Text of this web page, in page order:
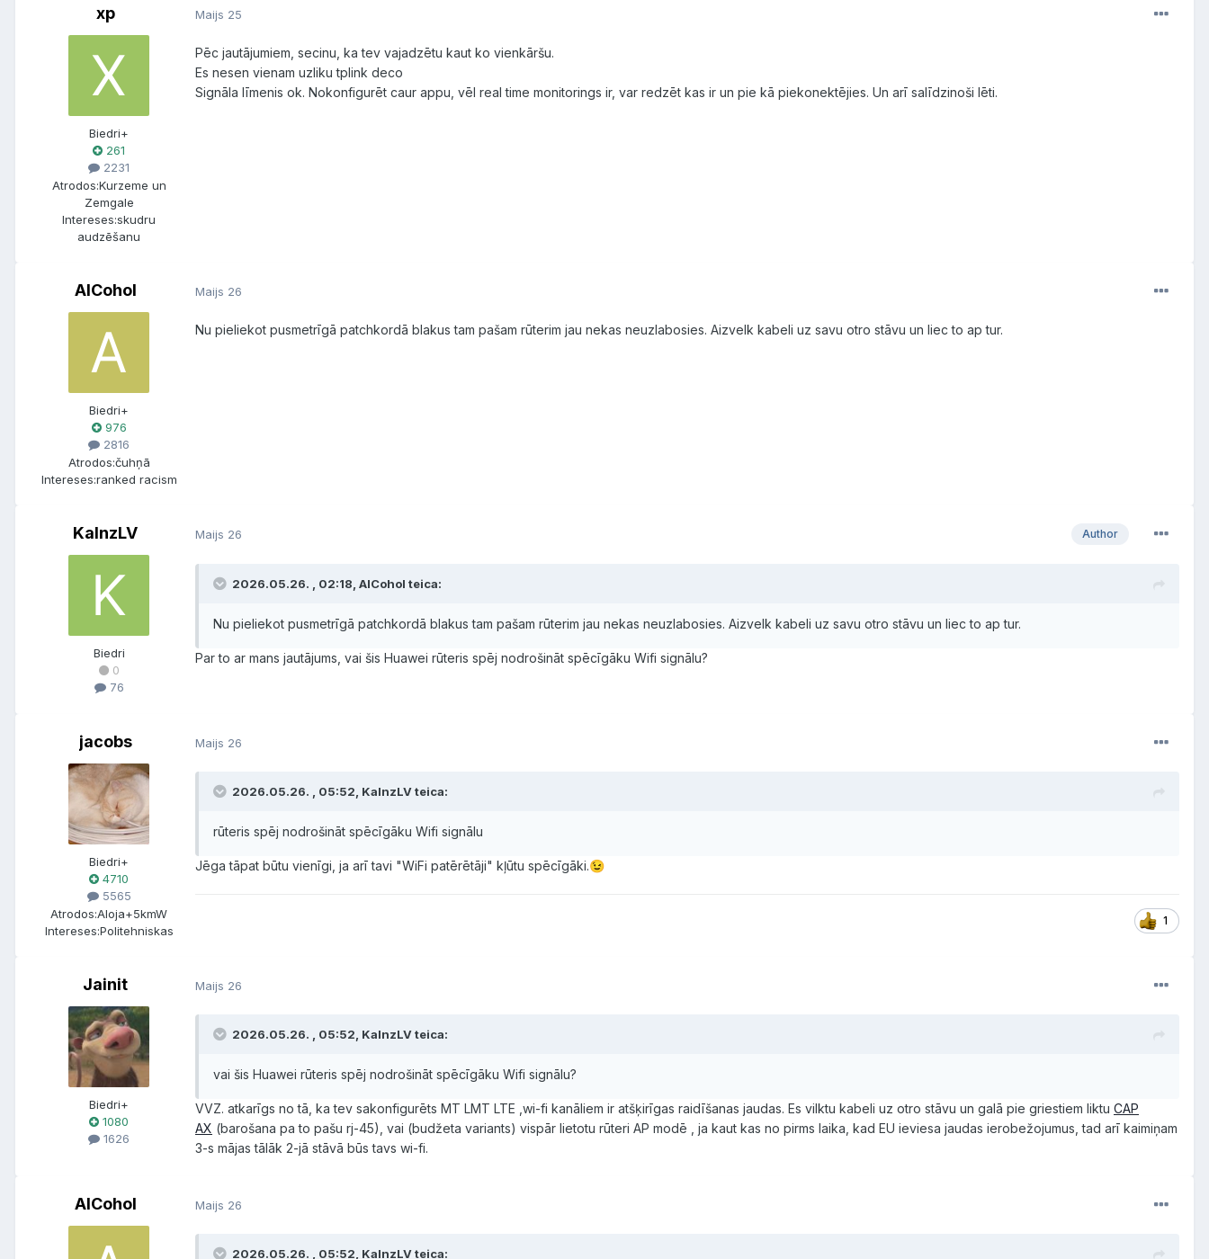
xp
Biedri+
261
2231
Atrodos:Kurzeme un
Zemgale
Intereses:skudru
audzēšanu
Maijs 25
Pēc jautājumiem, secinu, ka tev vajadzētu kaut ko vienkāršu.
Es nesen vienam uzliku tplink deco
Signāla līmenis ok. Nokonfigurēt caur appu, vēl real time monitorings ir, var redzēt kas ir un pie kā piekonektējies. Un arī salīdzinoši lēti.
AlCohol
Biedri+
976
2816
Atrodos:čuhņā
Intereses:ranked racism
Maijs 26
Nu pieliekot pusmetrīgā patchkordā blakus tam pašam rūterim jau nekas neuzlabosies. Aizvelk kabeli uz savu otro stāvu un liec to ap tur.
KalnzLV
Biedri
0
76
Author
Maijs 26
2026.05.26. , 02:18, AlCohol teica:
Nu pieliekot pusmetrīgā patchkordā blakus tam pašam rūterim jau nekas neuzlabosies. Aizvelk kabeli uz savu otro stāvu un liec to ap tur.
Par to ar mans jautājums, vai šis Huawei rūteris spēj nodrošināt spēcīgāku Wifi signālu?
jacobs
Biedri+
4710
5565
Atrodos:Aloja+5kmW
Intereses:Politehniskas
Maijs 26
2026.05.26. , 05:52, KalnzLV teica:
rūteris spēj nodrošināt spēcīgāku Wifi signālu
Jēga tāpat būtu vienīgi, ja arī tavi "WiFi patērētāji" kļūtu spēcīgāki.😉
1
Jainit
Biedri+
1080
1626
Maijs 26
2026.05.26. , 05:52, KalnzLV teica:
vai šis Huawei rūteris spēj nodrošināt spēcīgāku Wifi signālu?
VVZ. atkarīgs no tā, ka tev sakonfigurēts MT LMT LTE ,wi-fi kanāliem ir atšķirīgas raidīšanas jaudas. Es vilktu kabeli uz otro stāvu un galā pie griestiem liktu CAP
AX (barošana pa to pašu rj-45), vai (budžeta variants) vispār lietotu rūteri AP modē , ja kaut kas no pirms laika, kad EU ieviesa jaudas ierobežojumus, tad arī kaimiņam
3-s mājas tālāk 2-jā stāvā būs tavs wi-fi.
AlCohol Maijs 26
2026.05.26. , 05:52, KalnzLV teica: